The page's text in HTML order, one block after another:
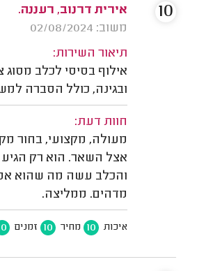
אירית דרנוב, רעננה.
משוב: 02/08/2024
תיאור השירות:
ובגינה, כולל הסברה
חוות דעת:
מעולה, מקצועי, בחור
אצל השאר. הוא רק הגיע
והכלב עשה מה שהוא
מדהים. ממליצה.
איכות 10 מחיר 10 זמנים
10